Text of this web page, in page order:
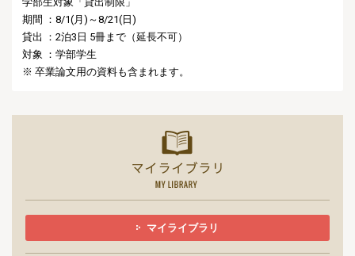
期間 ：8/1(月)～8/21(日)
貸出 ：2泊3日 5冊まで（延長不可）
対象 ：学部学生
※ 卒業論文用の資料も含まれます。
マイライブラリ